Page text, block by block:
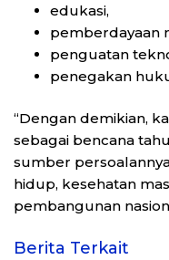
edukasi,
pemberdayaan
penguatan
penegakan
“Dengan demikian,
sebagai bencana
sumber
hidup, kesehatan
pembangunan
Berita Terkait